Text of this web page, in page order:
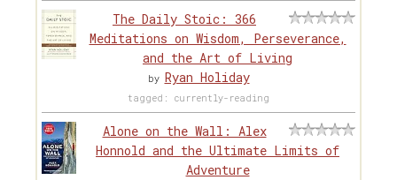
The Daily Stoic: 366
Meditations on Wisdom, Perseverance,
and the Art of Living
by Ryan Holiday
tagged: currently-reading
Alone on the Wall: Alex
Honnold and the Ultimate Limits of
Adventure